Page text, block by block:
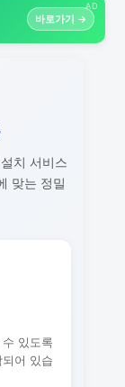
AD
바로가기 →
치 서비스
맞는 정밀
있도록
어 있습